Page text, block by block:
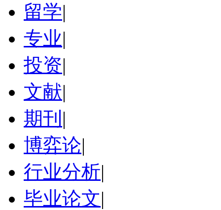
留学|
专业|
投资|
文献|
期刊 |
博弈论|
行业分析|
毕业论文|